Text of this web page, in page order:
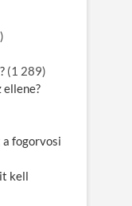
(1 289)
fogorvosi
kell